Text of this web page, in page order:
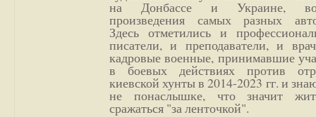
на Донбассе и Украине,
произведения самых разных
Здесь отметились и
писатели, и преподаватели, и
кадровые военные, принимавшие
в боевых действиях против
киевской хунты в 2014-2023 гг. и
не понаслышке, что значит
сражаться "за ленточкой".